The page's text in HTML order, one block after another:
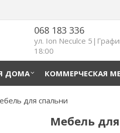
068 183 336
ул. Ion Neculce
18:00
ДОМА КОММЕРЧЕСКАЯ
для спальни
Мебель